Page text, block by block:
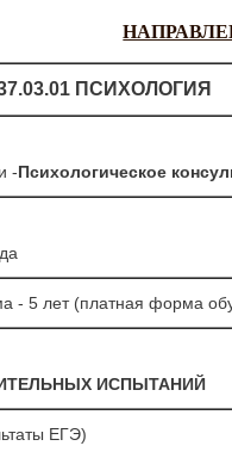
ПСИХОЛОГИЯ
-Психологическое
- 5 лет (платная форма
ИСПЫТАНИЙ
ЕГЭ)